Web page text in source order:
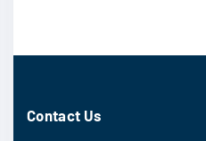
Contact Us